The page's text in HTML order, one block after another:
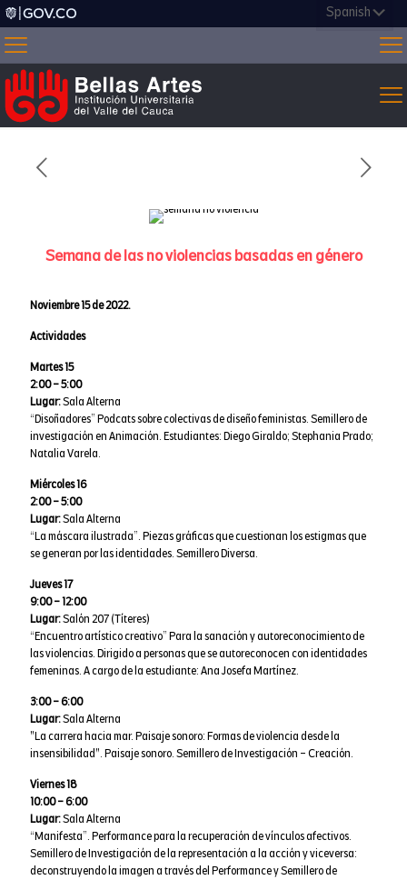
Semana de las no violencias basadas en género
Noviembre 15 de 2022.
Actividades
Martes 15
2:00 – 5:00
Lugar:Sala Alterna
“Disoñadores” Podcats sobre colectivas de diseño feministas. Semillero de
investigación en Animación. Estudiantes: Diego Giraldo; Stephania Prado;
Natalia Varela.
Miércoles 16
2:00 – 5:00
Lugar:Sala Alterna
“La máscara ilustrada”. Piezas gráficas que cuestionan los estigmas que
se generan por las identidades. Semillero Diversa.
Jueves 17
9:00 – 12:00
Lugar:Salón 207 (Títeres)
“Encuentro artístico creativo” Para la sanación y autoreconocimiento de
las violencias. Dirigido a personas que se autoreconocen con identidades
femeninas. A cargo de la estudiante: Ana Josefa Martínez.
3:00 – 6:00
Lugar:Sala Alterna
"La carrera hacia mar. Paisaje sonoro: Formas de violencia desde la
insensibilidad". Paisaje sonoro. Semillero de Investigación – Creación.
Viernes 18
10:00 – 6:00
Lugar:Sala Alterna
“Manifesta”. Performance para la recuperación de vínculos afectivos.
Semillero de Investigación de la representación a la acción y viceversa:
deconstruyendo la imagen a través del Performance y Semillero de